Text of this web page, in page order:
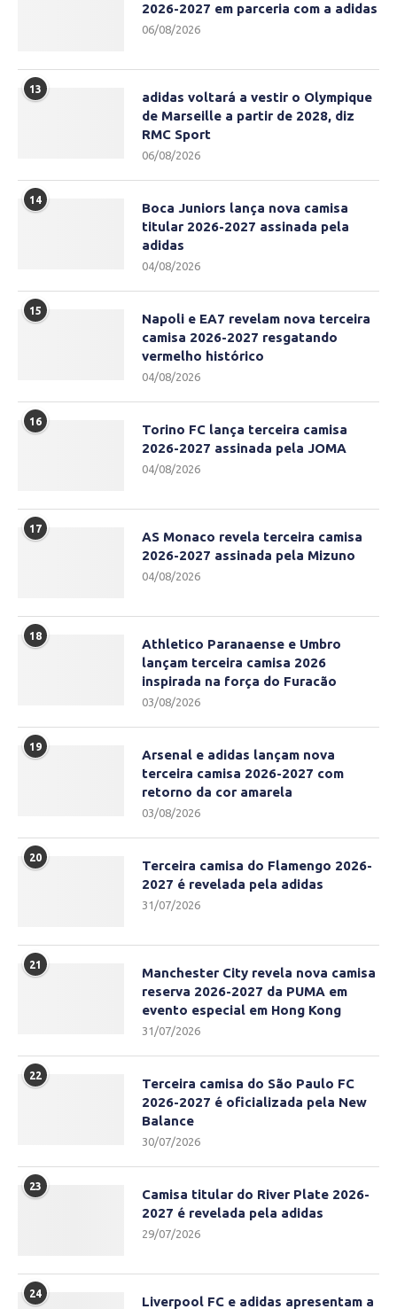
2026-2027 em parceria com a adidas
06/08/2026
13
adidas voltará a vestir o Olympique
de Marseille a partir de 2028, diz
RMC Sport
06/08/2026
14
Boca Juniors lança nova camisa
titular 2026-2027 assinada pela
adidas
04/08/2026
15
Napoli e EA7 revelam nova terceira
camisa 2026-2027 resgatando
vermelho histórico
04/08/2026
16
Torino FC lança terceira camisa
2026-2027 assinada pela JOMA
04/08/2026
17
AS Monaco revela terceira camisa
2026-2027 assinada pela Mizuno
04/08/2026
18
Athletico Paranaense e Umbro
lançam terceira camisa 2026
inspirada na força do Furacão
03/08/2026
19
Arsenal e adidas lançam nova
terceira camisa 2026-2027 com
retorno da cor amarela
03/08/2026
20
Terceira camisa do Flamengo 2026-
2027 é revelada pela adidas
31/07/2026
21
Manchester City revela nova camisa
reserva 2026-2027 da PUMA em
evento especial em Hong Kong
31/07/2026
22
Terceira camisa do São Paulo FC
2026-2027 é oficializada pela New
Balance
30/07/2026
23
Camisa titular do River Plate 2026-
2027 é revelada pela adidas
29/07/2026
24
Liverpool FC e adidas apresentam a